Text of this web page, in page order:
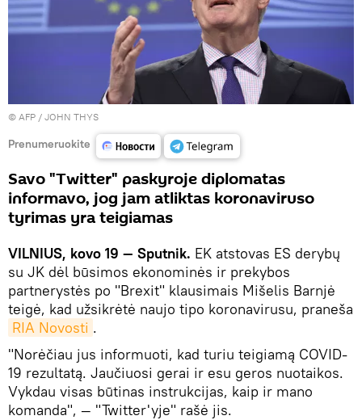
© AFP / JOHN THYS
Prenumeruokite
Savo "Twitter" paskyroje diplomatas
informavo, jog jam atliktas koronaviruso
tyrimas yra teigiamas
VILNIUS, kovo 19 — Sputnik. EK atstovas ES derybų
su JK dėl būsimos ekonominės ir prekybos
partnerystės po "Brexit" klausimais Mišelis Barnjė
teigė, kad užsikrėtė naujo tipo koronavirusu, praneša
RIA Novosti .
"Norėčiau jus informuoti, kad turiu teigiamą COVID-
19 rezultatą. Jaučiuosi gerai ir esu geros nuotaikos.
Vykdau visas būtinas instrukcijas, kaip ir mano
komanda", — "Twitter'yje" rašė jis.